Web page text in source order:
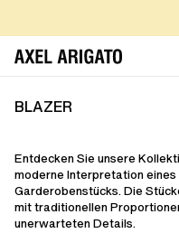
BLAZER
Entdecken Sie unsere
moderne Interpretation
Garderobenstücks. Die
mit traditionellen
unerwarteten Details.